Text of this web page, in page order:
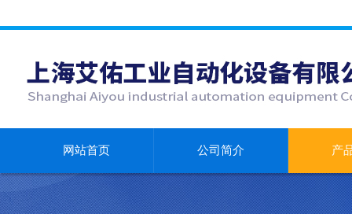
网站首页 公司简介 产